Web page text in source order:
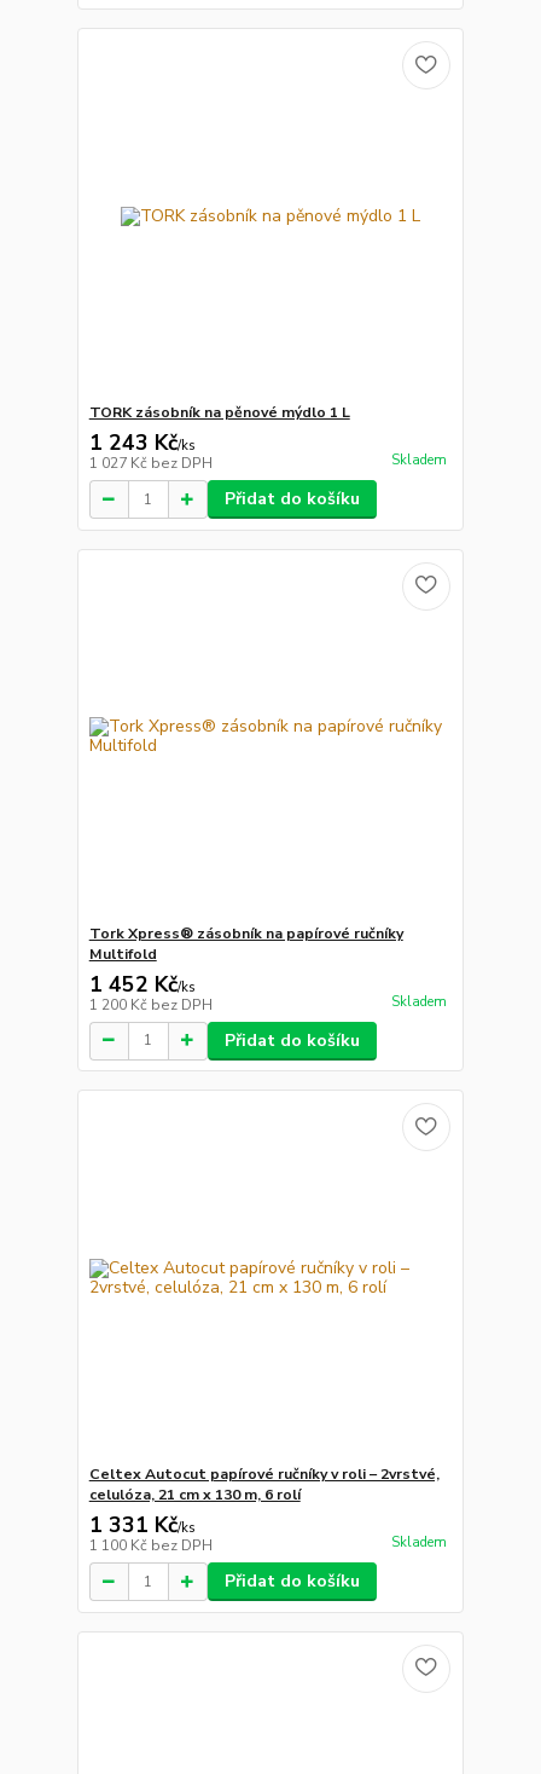
TORK zásobník na pěnové mýdlo 1 L
1 243 Kč/ks
1 027 Kč bez DPH Skladem
Přidat do košíku
Tork Xpress® zásobník na papírové ručníky
Multifold
1 452 Kč/ks
1 200 Kč bez DPH Skladem
Přidat do košíku
Celtex Autocut papírové ručníky v roli – 2vrstvé,
celulóza, 21 cm x 130 m, 6 rolí
1 331 Kč/ks
1 100 Kč bez DPH Skladem
Přidat do košíku